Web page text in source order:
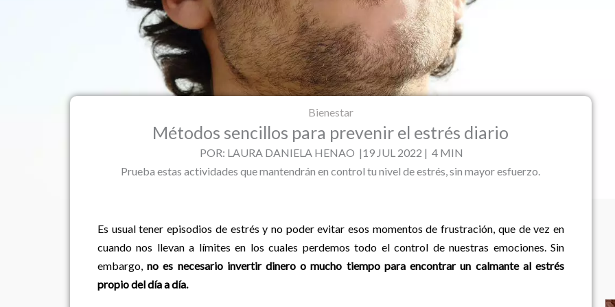
Bienestar
Métodos sencillos para prevenir el estrés diario
POR: LAURA DANIELA HENAO |19 JUL 2022 | 4 MIN
Prueba estas actividades que mantendrán en control tu nivel de estrés, sin mayor esfuerzo.
Es usual tener episodios de estrés y no poder evitar esos momentos de frustración, que de vez en
cuando nos llevan a límites en los cuales perdemos todo el control de nuestras emociones. Sin
embargo,no es necesario invertir dinero o mucho tiempo para encontrar un calmante al estrés
propio del día a día.